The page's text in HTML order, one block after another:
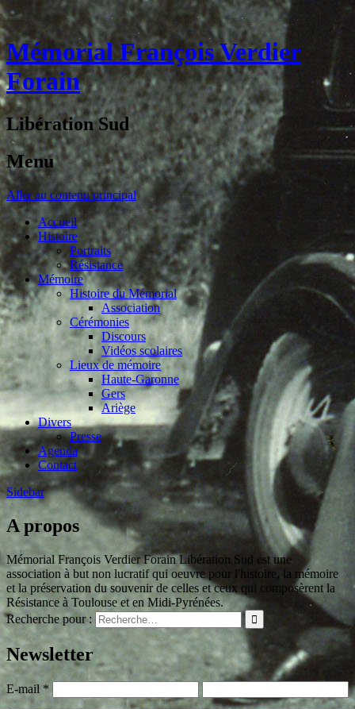
Mémorial François Verdier
Forain
Libération Sud
Menu
Aller au contenu principal
Accueil
Histoire
Portraits
Résistance
Mémoire
Histoire du Mémorial
Association
Cérémonies
Discours
Vidéos scolaires
Lieux de mémoire
Haute-Garonne
Gers
Ariège
Divers
Presse
Agenda
Contact
Sidebar
A propos
Mémorial François Verdier Forain Libération Sud est une
association à but non lucratif qui oeuvre pour l'histoire, la mémoire
et la préservation du souvenir de celles et ceux qui composèrent la
Résistance à Toulouse et en Midi-Pyrénées.
Recherche pour :
Newsletter
E-mail *